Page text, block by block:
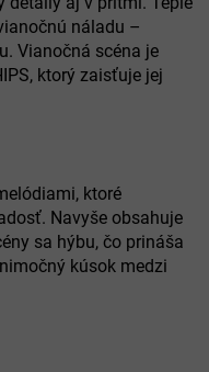
náladu –
Vianočná scéna je
ktorý zaisťuje jej
ktoré
Navyše obsahuje
sa hýbu, čo prináša
kúsok medzi